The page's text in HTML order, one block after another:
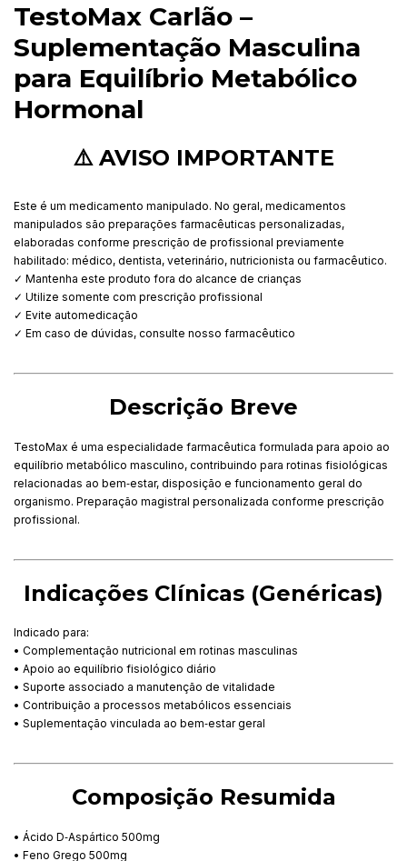
TestoMax Carlão –
Suplementação Masculina
para Equilíbrio Metabólico
Hormonal
⚠️ AVISO IMPORTANTE
Este é um medicamento manipulado. No geral, medicamentos
manipulados são preparações farmacêuticas personalizadas,
elaboradas conforme prescrição de profissional previamente
habilitado: médico, dentista, veterinário, nutricionista ou farmacêutico.
✓ Mantenha este produto fora do alcance de crianças
✓ Utilize somente com prescrição profissional
✓ Evite automedicação
✓ Em caso de dúvidas, consulte nosso farmacêutico
Descrição Breve
TestoMax é uma especialidade farmacêutica formulada para apoio ao
equilíbrio metabólico masculino, contribuindo para rotinas fisiológicas
relacionadas ao bem‑estar, disposição e funcionamento geral do
organismo. Preparação magistral personalizada conforme prescrição
profissional.
Indicações Clínicas (Genéricas)
Indicado para:
• Complementação nutricional em rotinas masculinas
• Apoio ao equilíbrio fisiológico diário
• Suporte associado a manutenção de vitalidade
• Contribuição a processos metabólicos essenciais
• Suplementação vinculada ao bem‑estar geral
Composição Resumida
• Ácido D‑Aspártico 500mg
• Feno Grego 500mg